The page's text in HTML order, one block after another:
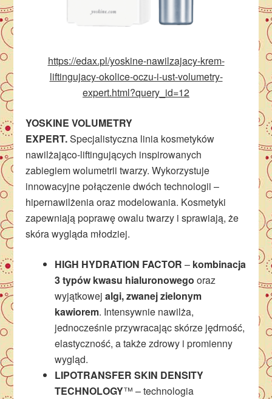
https://edax.pl/yoskine-nawilzajacy-krem-
liftingujacy-okolice-oczu-i-ust-volumetry-
expert.html?query_id=12
YOSKINE VOLUMETRY
EXPERT.Specjalistyczna linia kosmetyków
nawilżająco-liftingujących inspirowanych
zabiegiem wolumetrii twarzy. Wykorzystuje
innowacyjne połączenie dwóch technologii –
hipernawilżenia oraz modelowania. Kosmetyki
zapewniają poprawę owalu twarzy i sprawiają, że
skóra wygląda młodziej.
HIGH HYDRATION FACTOR – kombinacja
3 typów kwasu hialuronowego oraz
wyjątkowejalgi,zwanej zielonym
kawiorem. Intensywnie nawilża,
jednocześnie przywracając skórze jędrność,
elastyczność, a także zdrowy i promienny
wygląd.
LIPOTRANSFER SKIN DENSITY
TECHNOLOGY™ – technologia